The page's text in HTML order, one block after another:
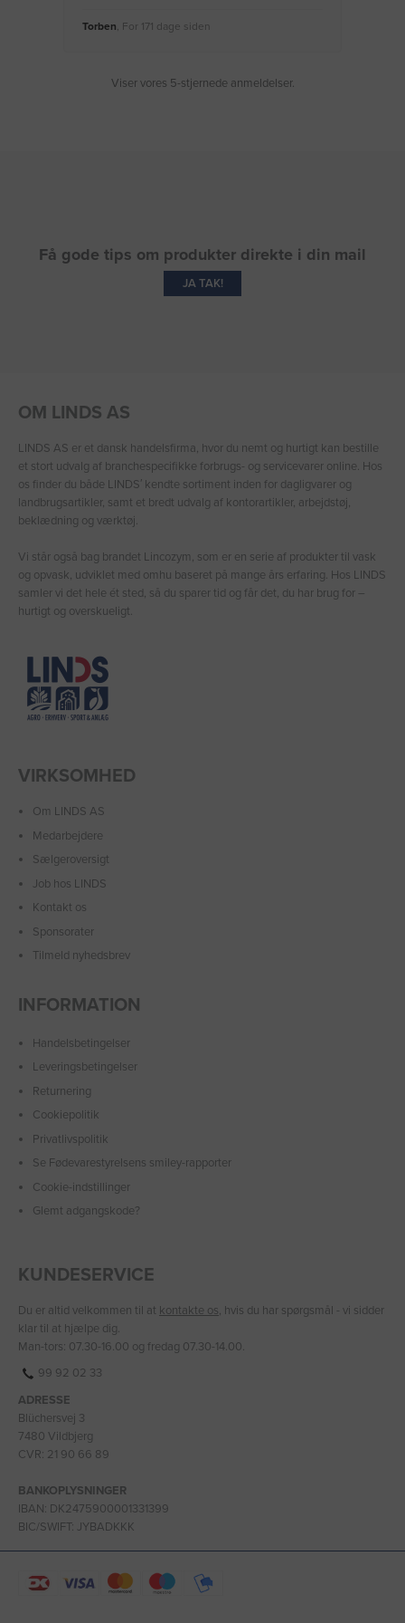
Torben , For 171 dage siden
Viser vores 5-stjernede anmeldelser.
Få gode tips om produkter direkte i din mail
JA TAK!
OM LINDS AS
LINDS AS er et dansk handelsfirma, hvor du nemt og hurtigt kan bestille
et stort udvalg af branchespecifikke forbrugs- og servicevarer online. Hos
os finder du både LINDS′ kendte sortiment inden for dagligvarer og
landbrugsartikler, samt et bredt udvalg af kontorartikler, arbejdstøj,
beklædning og værktøj.
Vi står også bag brandet Lincozym, som er en serie af produkter til vask
og opvask, udviklet med omhu baseret på mange års erfaring. Hos LINDS
samler vi det hele ét sted, så du sparer tid og får det, du har brug for –
hurtigt og overskueligt.
VIRKSOMHED
Om LINDS AS
Medarbejdere
Sælgeroversigt
Job hos LINDS
Kontakt os
Sponsorater
Tilmeld nyhedsbrev
INFORMATION
Handelsbetingelser
Leveringsbetingelser
Returnering
Cookiepolitik
Privatlivspolitik
Se Fødevarestyrelsens smiley-rapporter
Cookie-indstillinger
Glemt adgangskode?
KUNDESERVICE
Du er altid velkommen til at kontakte os, hvis du har spørgsmål - vi sidder
klar til at hjælpe dig.
Man-tors: 07.30-16.00 og fredag 07.30-14.00.
99 92 02 33
ADRESSE
Blüchersvej 3
7480 Vildbjerg
CVR: 21 90 66 89
BANKOPLYSNINGER
IBAN: DK2475900001331399
BIC/SWIFT: JYBADKKK